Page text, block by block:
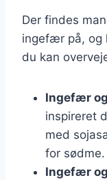
Der findes
ingefær på, og
du kan
Ingefær
inspireret
med
for sødme.
Ingefær